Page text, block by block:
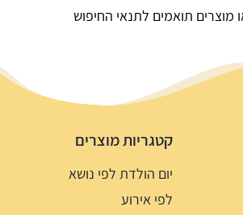
מוצרים תואמים לתנאי החיפוש
קטגריות מוצרים
יום הולדת לפי נושא
לפי אירוע